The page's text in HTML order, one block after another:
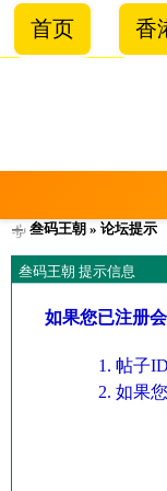
首页 香
叁码王朝 » 论坛提示
叁码王朝 提示信息
如果您已注册
帖子
如果